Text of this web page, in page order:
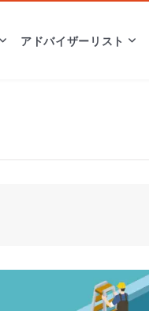
アドバイザーリスト